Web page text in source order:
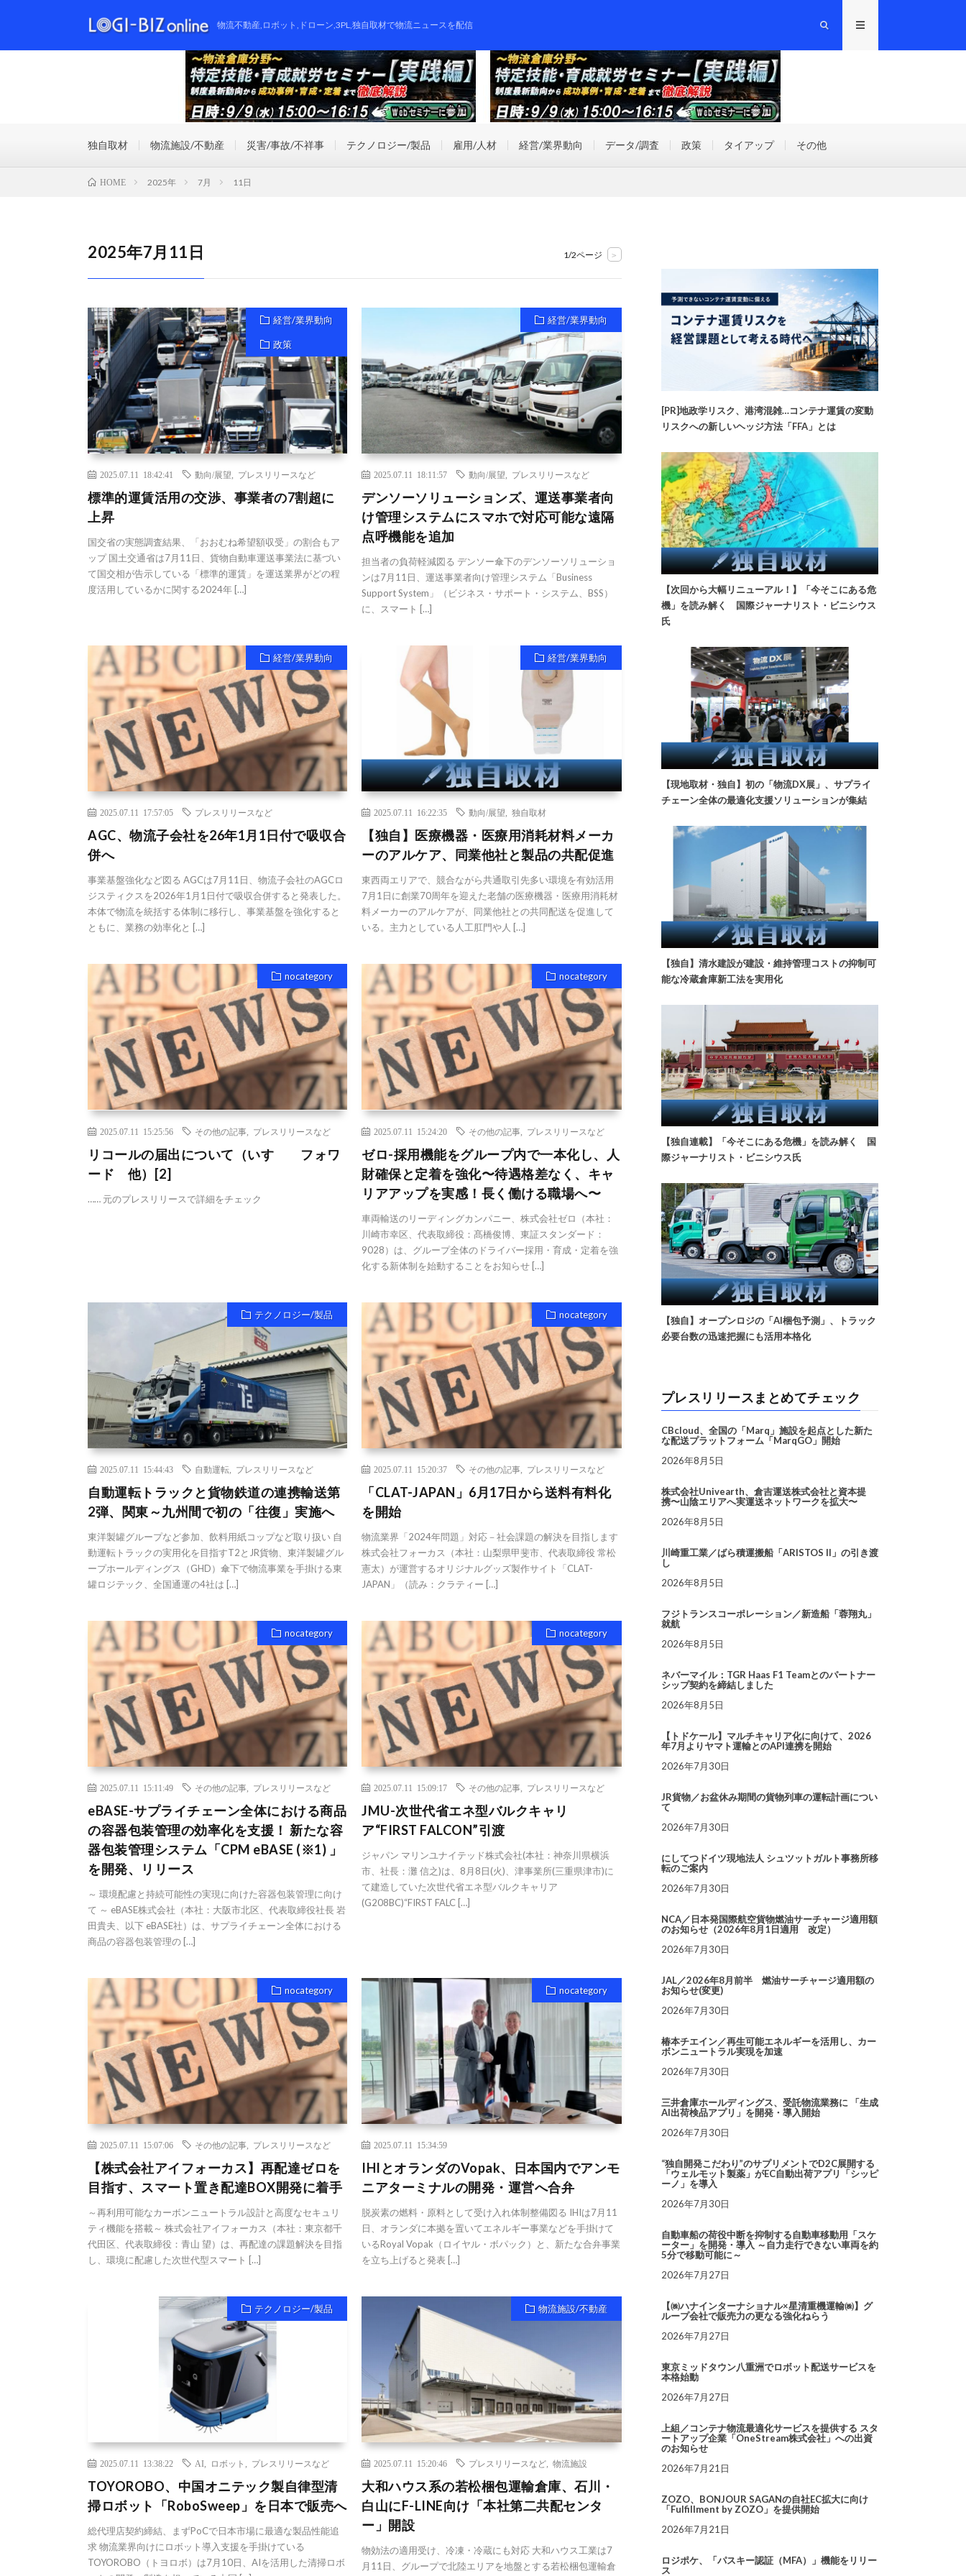
物流不動産,ロボット,ドローン,3PL,独自取材で物流ニュースを配信
独自取材 物流施設/不動産 災害/事故/不祥事 テクノロジー/製品 雇用/人材 経営/業界動向 データ/調査 政策 タイアップ その他
HOME 2025年 7月 11日
2025年7月11日 1/2ページ >
経営/業界動向
政策
2025.07.11 18:42:41 動向/展望 プレスリリースなど
標準的運賃活用の交渉、事業者の7割超に
上昇
国交省の実態調査結果、「おおむね希望額収受」の割合もア
ップ 国土交通省は7月11日、貨物自動車運送事業法に基づい
て国交相が告示している「標準的運賃」を運送業界がどの程
度活用しているかに関する2024年 […]
経営/業界動向
2025.07.11 18:11:57 動向/展望 プレスリリースなど
デンソーソリューションズ、運送事業者向
け管理システムにスマホで対応可能な遠隔
点呼機能を追加
担当者の負荷軽減図る デンソー傘下のデンソーソリューショ
ンは7月11日、運送事業者向け管理システム「Business
Support System」（ビジネス・サポート・システム、BSS）
に、スマート […]
経営/業界動向
2025.07.11 17:57:05 プレスリリースなど
AGC、物流子会社を26年1月1日付で吸収合
併へ
事業基盤強化など図る AGCは7月11日、物流子会社のAGCロ
ジスティクスを2026年1月1日付で吸収合併すると発表した。
本体で物流を統括する体制に移行し、事業基盤を強化すると
ともに、業務の効率化と […]
経営/業界動向
2025.07.11 16:22:35 動向/展望 ,独自取材
【独自】医療機器・医療用消耗材料メーカ
ーのアルケア、同業他社と製品の共配促進
東西両エリアで、競合ながら共通取引先多い環境を有効活用
7月1日に創業70周年を迎えた老舗の医療機器・医療用消耗材
料メーカーのアルケアが、同業他社との共同配送を促進して
いる。主力としている人工肛門や人 […]
nocategory
2025.07.11 15:25:56 その他の記事 プレスリリースなど
リコールの届出について（いすゞ フォワ
ード 他）[2]
…… 元のプレスリリースで詳細をチェック
nocategory
2025.07.11 15:24:20 その他の記事 プレスリリースなど
ゼロ-採用機能をグループ内で一本化し、人
財確保と定着を強化〜待遇格差なく、キャ
リアアップを実感！長く働ける職場へ〜
車両輸送のリーディングカンパニー、株式会社ゼロ（本社：
川崎市幸区、代表取締役：髙橋俊博、東証スタンダード：
9028）は、グループ全体のドライバー採用・育成・定着を強
化する新体制を始動することをお知らせ […]
テクノロジー/製品
2025.07.11 15:44:43 自動運転 プレスリリースなど
自動運転トラックと貨物鉄道の連携輸送第
2弾、関東～九州間で初の「往復」実施へ
東洋製罐グループなど参加、飲料用紙コップなど取り扱い 自
動運転トラックの実用化を目指すT2とJR貨物、東洋製罐グル
ープホールディングス（GHD）傘下で物流事業を手掛ける東
罐ロジテック、全国通運の4社は […]
nocategory
2025.07.11 15:20:37 その他の記事 プレスリリースなど
「CLAT-JAPAN」6月17日から送料有料化
を開始​
物流業界「2024年問題」対応－社会課題の解決を目指します
株式会社フォーカス（本社：山梨県甲斐市、代表取締役 常松
憲太）が運営するオリジナルグッズ製作サイト「CLAT-
JAPAN」（読み：クラティー […]
nocategory
2025.07.11 15:11:49 その他の記事 プレスリリースなど
eBASE-サプライチェーン全体における商品
の容器包装管理の効率化を支援！ 新たな容
器包装管理システム「CPM eBASE (※1) 」
を開発、リリース
～ 環境配慮と持続可能性の実現に向けた容器包装管理に向け
て ～ eBASE株式会社（本社：大阪市北区、代表取締役社長 岩
田貴夫、以下 eBASE社）は、サプライチェーン全体における
商品の容器包装管理の […]
nocategory
2025.07.11 15:09:17 その他の記事 プレスリリースなど
JMU-次世代省エネ型バルクキャリ
ア“FIRST FALCON”引渡
ジャパン マリンユナイテッド株式会社(本社：神奈川県横浜
市、社長：灘 信之)は、8月8日(火)、津事業所(三重県津市)に
て建造していた次世代省エネ型バルクキャリア
(G208BC)“FIRST FALC […]
nocategory
2025.07.11 15:07:06 その他の記事 プレスリリースなど
【株式会社アイフォーカス】再配達ゼロを
目指す、スマート置き配達BOX開発に着手
～再利用可能なカーボンニュートラル設計と高度なセキュリ
ティ機能を搭載～ 株式会社アイフォーカス（本社：東京都千
代田区、代表取締役：青山 望）は、再配達の課題解決を目指
し、環境に配慮した次世代型スマート […]
nocategory
2025.07.11 15:34:59
IHIとオランダのVopak、日本国内でアンモ
ニアターミナルの開発・運営へ合弁
脱炭素の燃料・原料として受け入れ体制整備図る IHIは7月11
日、オランダに本拠を置いてエネルギー事業などを手掛けて
いるRoyal Vopak（ロイヤル・ボパック）と、新たな合弁事業
を立ち上げると発表 […]
テクノロジー/製品
2025.07.11 13:38:22 AI ロボット プレスリリースなど
TOYOROBO、中国オニテック製自律型清
掃ロボット「RoboSweep」を日本で販売へ
総代理店契約締結、まずPoCで日本市場に最適な製品性能追
求 物流業界向けにロボット導入支援を手掛けている
TOYOROBO（トヨロボ）は7月10日、AIを活用した清掃ロボ
物流施設/不動産
2025.07.11 15:20:46 プレスリリースなど ,物流施設
大和ハウス系の若松梱包運輸倉庫、石川・
白山にF-LINE向け「本社第二共配センタ
ー」開設
物効法の適用受け、冷凍・冷蔵にも対応 大和ハウス工業は7
月11日、グループで北陸エリアを地盤とする若松梱包運輸倉
[PR]地政学リスク、港湾混雑…コンテナ運賃の変動
リスクへの新しいヘッジ方法「FFA」とは
【次回から大幅リニューアル！】「今そこにある危
機」を読み解く 国際ジャーナリスト・ビニシウス
氏
【現地取材・独自】初の「物流DX展」、サプライ
チェーン全体の最適化支援ソリューションが集結
【独自】清水建設が建設・維持管理コストの抑制可
能な冷蔵倉庫新工法を実用化
【独自連載】「今そこにある危機」を読み解く 国
際ジャーナリスト・ビニシウス氏
【独自】オープンロジの「AI梱包予測」、トラック
必要台数の迅速把握にも活用本格化
プレスリリースまとめてチェック
CBcloud、全国の「Marq」施設を起点とした新た
な配送プラットフォーム「MarqGO」開始
2026年8月5日
株式会社Univearth、倉吉運送株式会社と資本提
携〜山陰エリアへ実運送ネットワークを拡大〜
2026年8月5日
川崎重工業／ばら積運搬船「ARISTOS II」の引き渡
し
2026年8月5日
フジトランスコーポレーション／新造船「蓉翔丸」
就航
2026年8月5日
ネバーマイル：TGR Haas F1 Teamとのパートナー
シップ契約を締結しました
2026年8月5日
【トドケール】マルチキャリア化に向けて、2026
年7月よりヤマト運輸とのAPI連携を開始
2026年7月30日
JR貨物／お盆休み期間の貨物列車の運転計画につい
て
2026年7月30日
にしてつドイツ現地法人 シュツットガルト事務所移
転のご案内
2026年7月30日
NCA／日本発国際航空貨物燃油サーチャージ適用額
のお知らせ（2026年8月1日適用 改定）
2026年7月30日
JAL／2026年8月前半 燃油サーチャージ適用額の
お知らせ(変更)
2026年7月30日
椿本チエイン／再生可能エネルギーを活用し、カー
ボンニュートラル実現を加速
2026年7月30日
三井倉庫ホールディングス、受託物流業務に 「生成
AI出荷検品アプリ」を開発・導入開始
2026年7月30日
“独自開発こだわり”のサプリメントでD2C展開する
「ウェルモット製薬」がEC自動出荷アプリ「シッピ
ーノ」を導入
2026年7月30日
自動車船の荷役中断を抑制する自動車移動用「スケ
ーター」を開発・導入 ～自力走行できない車両を約
5分で移動可能に～
2026年7月27日
【㈱ハナインターナショナル×星清重機運輸㈱】グ
ループ会社で販売力の更なる強化ねらう
2026年7月27日
東京ミッドタウン八重洲でロボット配送サービスを
本格始動
2026年7月27日
上組／コンテナ物流最適化サービスを提供する スタ
ートアップ企業「OneStream株式会社」への出資
のお知らせ
2026年7月21日
ZOZO、BONJOUR SAGANの自社EC拡大に向け
「Fulfillment by ZOZO」を提供開始
2026年7月21日
ロジポケ、「パスキー認証（MFA）」機能をリリー
ス